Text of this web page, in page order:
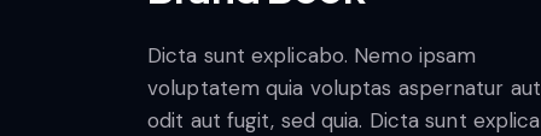
Dicta sunt explicabo. Nemo ipsam
voluptatem quia voluptas aspernatur aut
odit aut fugit, sed quia. Dicta sunt